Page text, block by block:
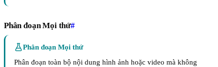
Phân đoạn Mọi thứ#
Phân đoạn Mọi thứ
Phân đoạn toàn bộ nội dung hình ảnh hoặc video mà không